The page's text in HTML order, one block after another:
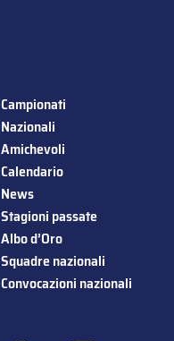
Campionati
Nazionali
Amichevoli
Calendario
News
Stagioni passate
Albo d’Oro
Squadre nazionali
Convocazioni nazionali